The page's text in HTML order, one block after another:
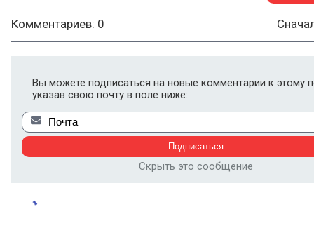
Комментариев: 0
Вы можете подписаться на новые комментарии к этому
указав свою почту в поле ниже:
Скрыть это сообщение